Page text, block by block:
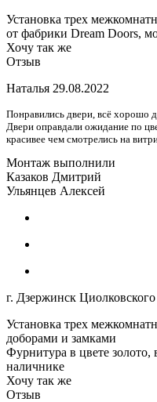
Установка трех
от фабрики Dream Doors,
Хочу так же
Отзыв
Наталья 29.08.2022
Понравились двери, всё хорошо
Двери оправдали ожидание по
красивее чем смотрелись на
Монтаж выполнили
Казаков Дмитрий
Ульянцев Алексей
г. Дзержинск
Установка трех
доборами и замками
Фурнитура в цвете золото,
наличнике
Хочу так же
Отзыв